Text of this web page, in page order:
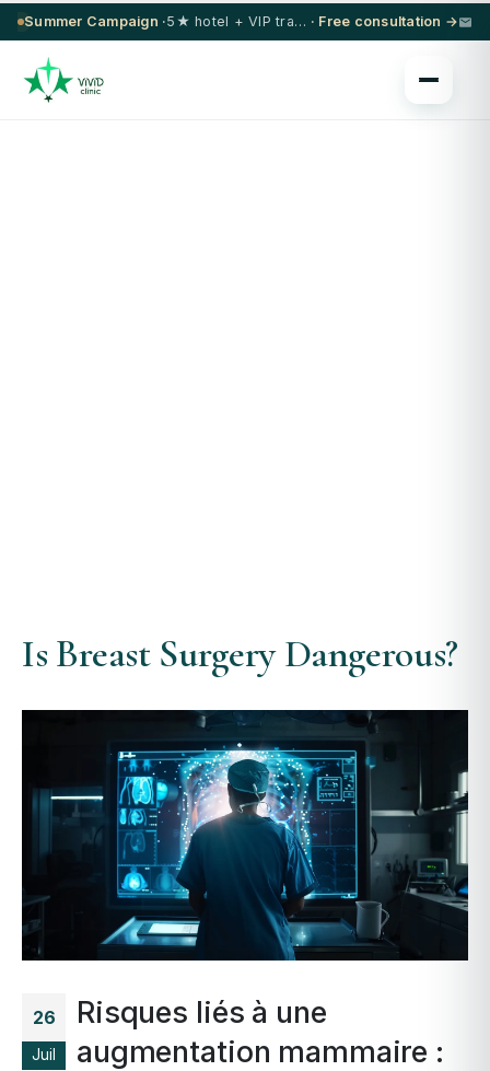
Summer Campaign · 5★ hotel + VIP transfer on select procedures · Free consultation →
Is Breast Surgery Dangerous?
26
Juil
Risques liés à une
augmentation mammaire :